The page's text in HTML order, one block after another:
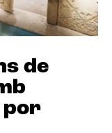
de
por